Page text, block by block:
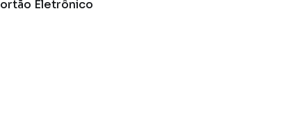
Eletrônico